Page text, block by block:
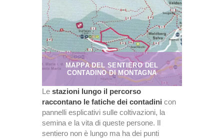
MAPPA DEL SENTIERO DEL
CONTADINO DI MONTAGNA
Le stazioni lungo il percorso
raccontano le fatiche dei contadini con
pannelli esplicativi sulle coltivazioni, la
semina e la vita di queste persone. Il
sentiero non è lungo ma ha dei punti